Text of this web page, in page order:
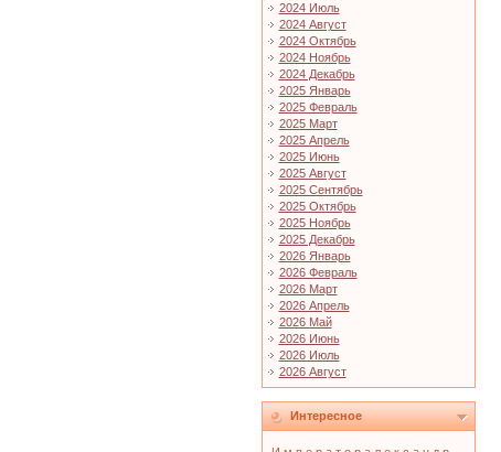
2024 Июль
2024 Август
2024 Октябрь
2024 Ноябрь
2024 Декабрь
2025 Январь
2025 Февраль
2025 Март
2025 Апрель
2025 Июнь
2025 Август
2025 Сентябрь
2025 Октябрь
2025 Ноябрь
2025 Декабрь
2026 Январь
2026 Февраль
2026 Март
2026 Апрель
2026 Май
2026 Июнь
2026 Июль
2026 Август
Интересное